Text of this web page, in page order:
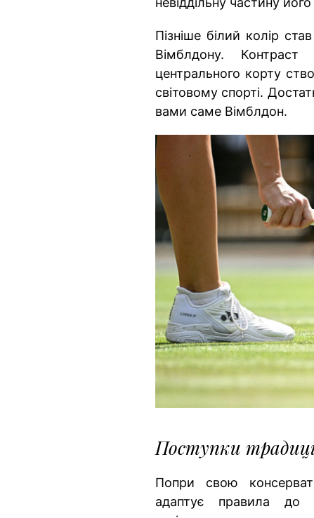
Пізніше білий колір
Вімблдону.
центрального корту
світовому спорті.
вами саме Вімблдон.
Поступки
Попри свою
адаптує правила до